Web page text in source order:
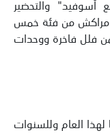
أسوفيد" والتحضير
مراكش من فئة خمس
فلل فاخرة ووحدات
لهذا العام وللسنوات